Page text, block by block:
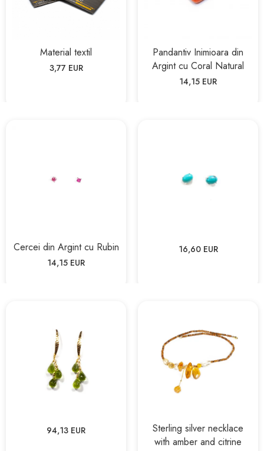
Material textil
3,77 EUR
Pandantiv Inimioara din
Argint cu Coral Natural
14,15 EUR
Cercei din Argint cu Rubin
14,15 EUR
16,60 EUR
94,13 EUR
Sterling silver necklace
with amber and citrine